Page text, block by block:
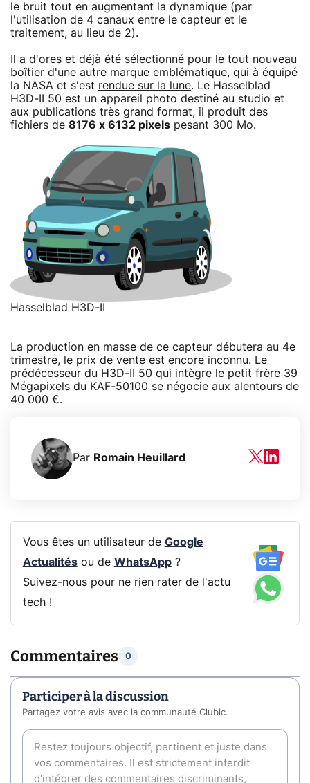
le bruit tout en augmentant la dynamique (par
l'utilisation de 4 canaux entre le capteur et le
traitement, au lieu de 2).
Il a d'ores et déjà été sélectionné pour le tout nouveau
boîtier d'une autre marque emblématique, qui à équipé
la NASA et s'est rendue sur la lune. Le Hasselblad
H3D-II 50 est un appareil photo destiné au studio et
aux publications très grand format, il produit des
fichiers de 8176 x 6132 pixels pesant 300 Mo.
Hasselblad H3D-II
La production en masse de ce capteur débutera au 4e
trimestre, le prix de vente est encore inconnu. Le
prédécesseur du H3D-II 50 qui intègre le petit frère 39
Mégapixels du KAF-50100 se négocie aux alentours de
40 000 €.
Par Romain Heuillard
Vous êtes un utilisateur de Google
Actualitésou de WhatsApp?
Suivez-nous pour ne rien rater de l'actu
tech !
Commentaires 0
Participer à la discussion
Partagez votre avis avec la communauté Clubic.